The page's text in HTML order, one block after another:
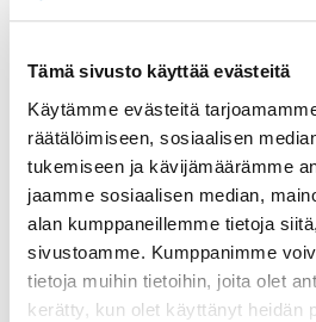
Tämä sivusto käyttää evästeitä
Käytämme evästeitä
räätälöimiseen, sosiaalisen
tukemiseen ja kävijämäärämme
jaamme sosiaalisen median,
alan kumppaneillemme tietoja
sivustoamme. Kumppanimme
tietoja muihin tietoihin, joita olet
kerätty, kun olet käyttänyt heidän
Varaa liput
(väh. 10 hlöä)
ryhmamyynti@tampere-talo.fi
tai puh. 03 243 4501 (ma–pe